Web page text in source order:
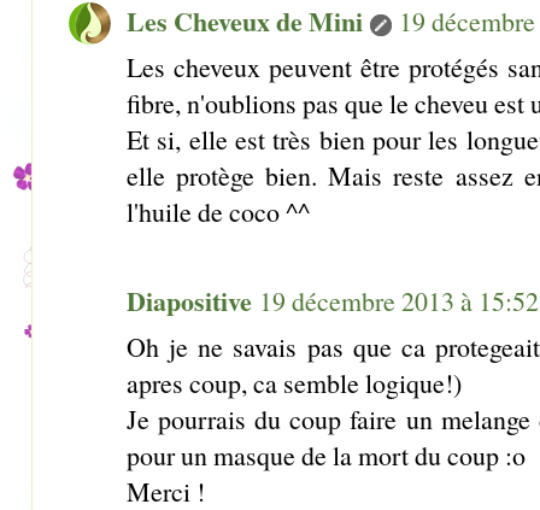
Les Cheveux de Mini
19
Les cheveux peuvent être protégés
fibre, n'oublions pas que le cheveu est
Et si, elle est très bien pour les
elle protège bien. Mais reste assez
l'huile de coco ^^
Diapositive 19 décembre 2013 à 15:52
Oh je ne savais pas que ca
apres coup, ca semble logique!)
Je pourrais du coup faire un
pour un masque de la mort du coup :o
Merci !